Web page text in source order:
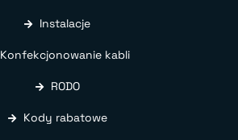
Instalacje
Konfekcjonowanie kabli
RODO
Kody rabatowe